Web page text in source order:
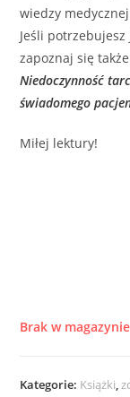
wiedzy
Jeśli
zapoznaj się
Niedoczynność
świadomego
Miłej lektury!
Brak w magazynie
Kategorie: Książki,